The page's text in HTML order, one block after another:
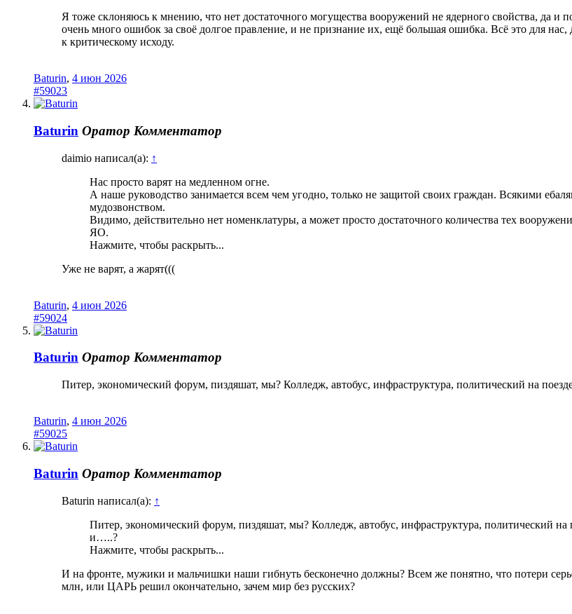
Я тоже склоняюсь к мнению, что нет достаточного могущества вооружений не ядерного свойства, да и
очень много ошибок за своё долгое правление, и не признание их, ещё большая ошибка. Всё это для
к критическому исходу.
Baturin, 4 июн 2026
#59023
Baturin Оратор Комментатор
daimio написал(а): ↑
Нас просто варят на медленном огне.
А наше руководство занимается всем чем угодно, только не защитой своих граждан. Всякими
мудозвонством.
Видимо, действительно нет номенклатуры, а может просто достаточного количества тех
ЯО.
Нажмите, чтобы раскрыть...
Уже не варят, а жарят(((
Baturin, 4 июн 2026
#59024
Baturin Оратор Комментатор
Питер, экономический форум, пиздяшат, мы? Колледж, автобус, инфраструктура, политический на
Baturin, 4 июн 2026
#59025
Baturin Оратор Комментатор
Baturin написал(а): ↑
Питер, экономический форум, пиздяшат, мы? Колледж, автобус, инфраструктура, политический
и…..?
Нажмите, чтобы раскрыть...
И на фронте, мужики и мальчишки наши гибнуть бесконечно должны? Всем же понятно, что потери
млн, или ЦАРЬ решил окончательно, зачем мир без русских?